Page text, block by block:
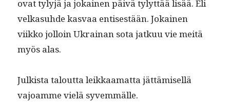
ovat tylyjä ja jokainen päivä tylyt­tää lisää. Eli
velka­suhde kas­vaa entis­es­tään. Jokainen
viikko jol­loin Ukrainan sota jatkuu vie meitä
myös alas.
Julk­ista talout­ta leikkaa­mat­ta jät­tämisel­lä
vajoamme vielä syvemmälle.